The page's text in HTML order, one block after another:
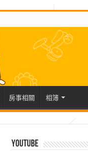
房事相關 相簿
Youtube